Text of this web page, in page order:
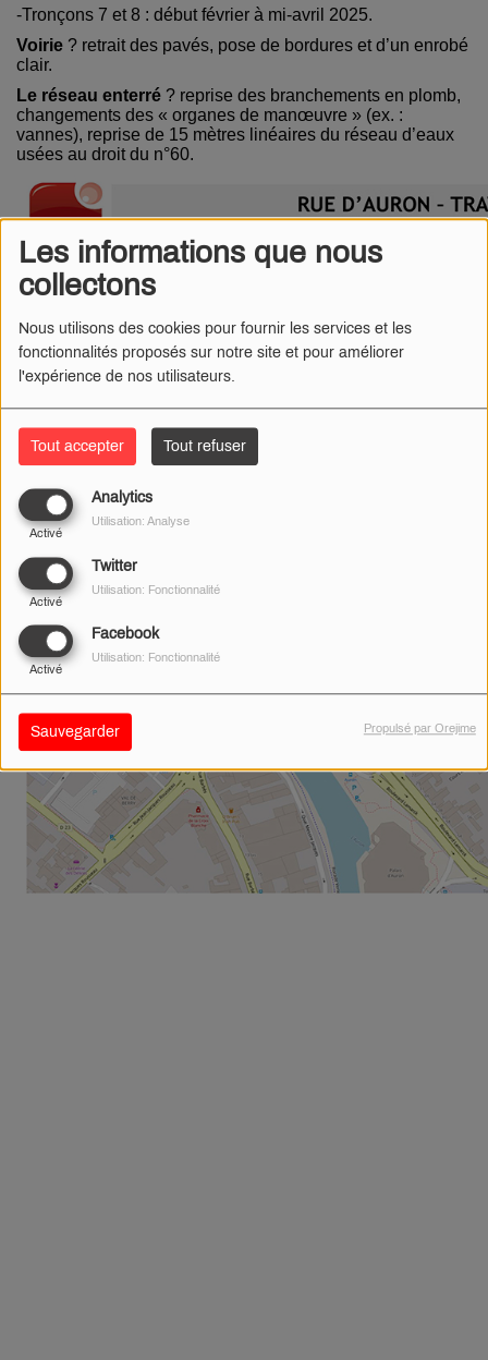
Les informations que nous
collectons
Nous utilisons des cookies pour fournir les services et les
fonctionnalités proposés sur notre site et pour améliorer
l'expérience de nos utilisateurs.
Tout accepter Tout refuser
Analytics
Activé
Utilisation: Analyse
Twitter
Activé
Utilisation: Fonctionnalité
Facebook
Activé
Utilisation: Fonctionnalité
Sauvegarder Propulsé par Orejime
-Tronçons 7 et 8 : début février à mi-avril 2025.
Voirie ? retrait des pavés, pose de bordures et d’un enrobé
clair.
Le réseau enterré ? reprise des branchements en plomb,
changements des « organes de manœuvre » (ex. :
vannes), reprise de 15 mètres linéaires du réseau d’eaux
usées au droit du n°60.